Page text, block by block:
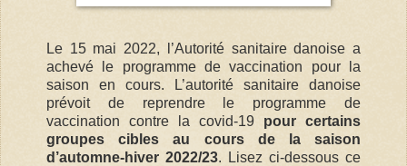
Le 15 mai 2022, l’Autorité sanitaire danoise a
achevé le programme de vaccination pour la
saison en cours. L’autorité sanitaire danoise
prévoit de reprendre le programme de
vaccination contre la covid-19 pour certains
groupes cibles au cours de la saison
d’automne-hiver 2022/23. Lisez ci-dessous ce